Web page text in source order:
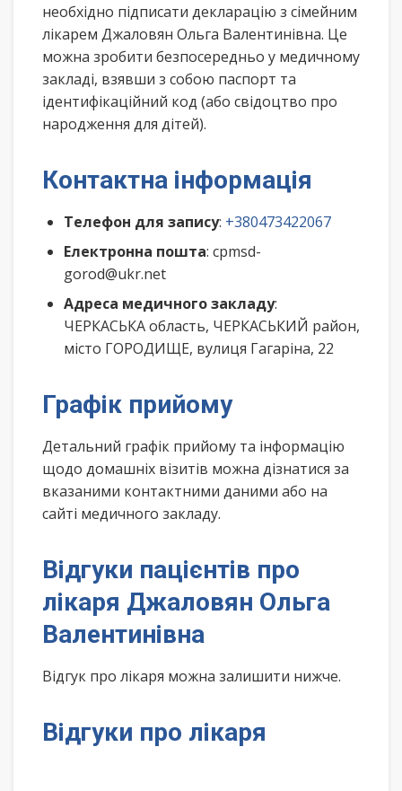
необхідно підписати декларацію з сімейним
лікарем Джаловян Ольга Валентинівна. Це
можна зробити безпосередньо у медичному
закладі, взявши з собою паспорт та
ідентифікаційний код (або свідоцтво про
народження для дітей).
Контактна інформація
Телефон для запису: +380473422067
Електронна пошта: cpmsd-
gorod@ukr.net
Адреса медичного закладу:
ЧЕРКАСЬКА область, ЧЕРКАСЬКИЙ район,
місто ГОРОДИЩЕ, вулиця Гагаріна, 22
Графік прийому
Детальний графік прийому та інформацію
щодо домашніх візитів можна дізнатися за
вказаними контактними даними або на
сайті медичного закладу.
Відгуки пацієнтів про
лікаря Джаловян Ольга
Валентинівна
Відгук про лікаря можна залишити нижче.
Відгуки про лікаря